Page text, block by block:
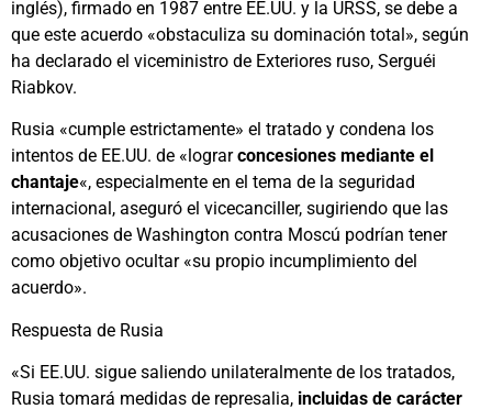
inglés), firmado en 1987 entre EE.UU. y la URSS, se debe a
que este acuerdo «obstaculiza su dominación total», según
ha declarado el viceministro de Exteriores ruso, Serguéi
Riabkov.
Rusia «cumple estrictamente» el tratado y condena los
intentos de EE.UU. de «lograrconcesiones mediante el
chantaje«, especialmente en el tema de la seguridad
internacional, aseguró el vicecanciller, sugiriendo que las
acusaciones de Washington contra Moscú podrían tener
como objetivo ocultar «su propio incumplimiento del
acuerdo».
Respuesta de Rusia
«Si EE.UU. sigue saliendo unilateralmente de los tratados,
Rusia tomará medidas de represalia, incluidas de carácter